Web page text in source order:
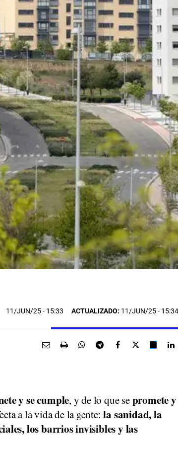
11/JUN/25- 15:33 ACTUALIZADO: 11/JUN/25 - 15:34
y se cumple, y de lo que sepromete y
a la vida de la gente:la sanidad, la
los barrios invisibles y las